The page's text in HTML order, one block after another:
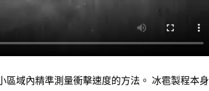
域內精準測量衝擊速度的方法。 冰雹製程本身